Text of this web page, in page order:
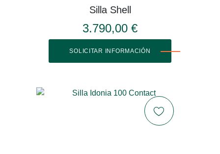
Silla Shell
3.790,00 €
SOLICITAR INFORMACIÓN